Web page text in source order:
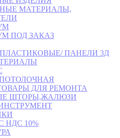
МАТЕРИАЛЫ,
ПОД ЗАКАЗ
ПАНЕЛИ 3Д
ДЛЯ РЕМОНТА
ШТОРЫ,ЖАЛЮЗИ
НДС 10%